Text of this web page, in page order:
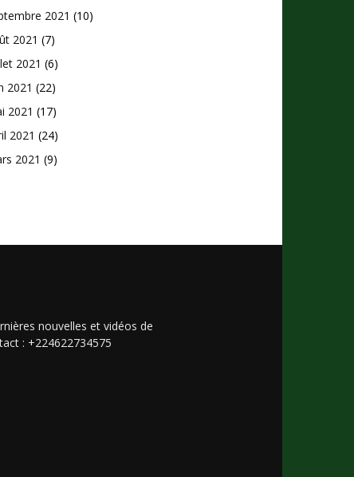
2021 (10)
2021 (7)
2021 (6)
2021 (22)
2021 (17)
2021 (24)
2021 (9)
nouvelles et vidéos de
: +224622734575